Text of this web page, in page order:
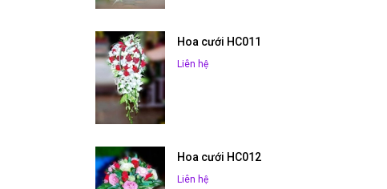
Hoa cưới HC011
Liên hệ
Hoa cưới HC012
Liên hệ